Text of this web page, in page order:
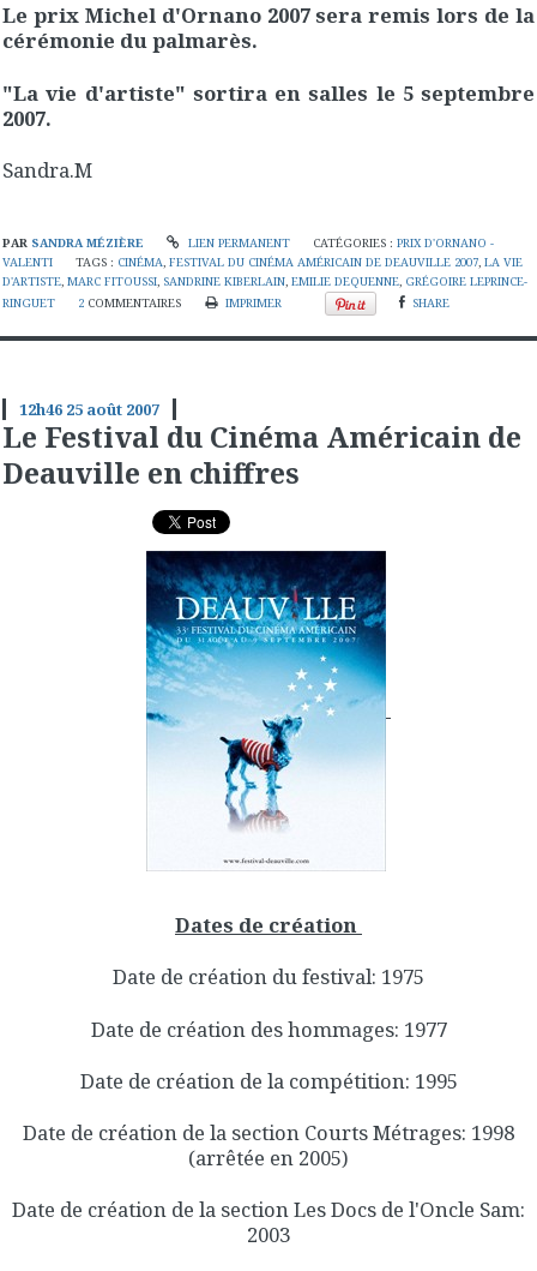
Le prix Michel d'Ornano 2007 sera remis lors de la
cérémonie du palmarès.
"La vie d'artiste" sortira en salles le 5 septembre
2007.
Sandra.M
PAR SANDRA MÉZIÈRE LIEN PERMANENT CATÉGORIES :PRIX D'ORNANO -
VALENTI
TAGS : CINÉMA,FESTIVAL DU CINÉMA AMÉRICAIN DE DEAUVILLE 2007,LA VIE
D'ARTISTE, MARC FITOUSSI, SANDRINE KIBERLAIN, EMILIE DEQUENNE, GRÉGOIRE LEPRINCE-
RINGUET
2 COMMENTAIRES IMPRIMER SHARE
12h46 25 août 2007
Le Festival du Cinéma Américain de
Deauville en chiffres
Dates de création
Date de création du festival: 1975
Date de création des hommages: 1977
Date de création de la compétition: 1995
Date de création de la section Courts Métrages: 1998
(arrêtée en 2005)
Date de création de la section Les Docs de l'Oncle Sam:
2003